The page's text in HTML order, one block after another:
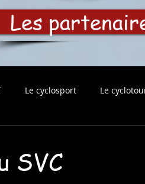
Les
Le cyclosport Le
SVC